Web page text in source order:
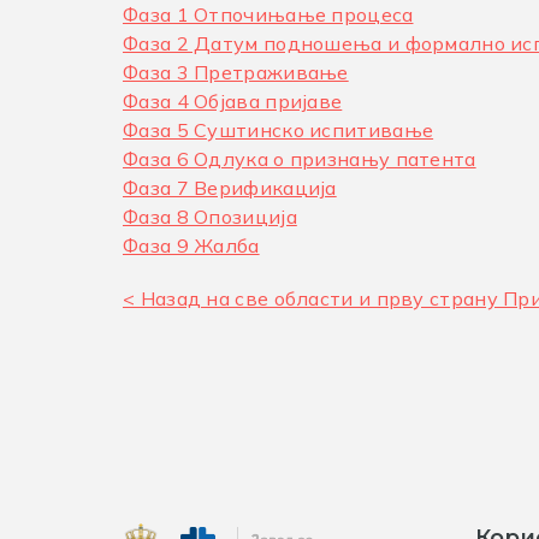
Фаза 1 Отпочињање процеса
Фаза 2 Датум подношења и формално
Фаза 3 Претраживање
Фаза 4 Објава пријавe
Фаза 5 Суштинско испитивање
Фаза 6 Одлука о признању патента
Фаза 7 Верификација
Фаза 8 Опозиција
Фаза 9 Жалба
< Назад на све области и прву страну